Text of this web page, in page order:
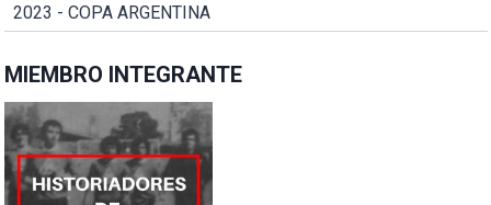
2023 - COPA ARGENTINA
MIEMBRO INTEGRANTE